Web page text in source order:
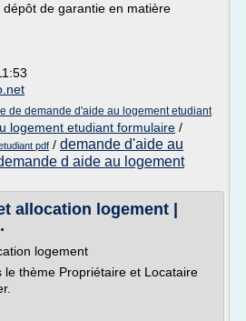
de garantie en matière
de demande d'aide au logement etudiant
logement etudiant formulaire /
pdf / demande d'aide au
d aide au logement
allocation logement |
logement
le thème Propriétaire et Locataire